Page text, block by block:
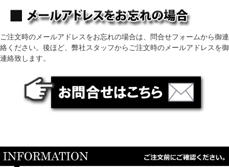
ご注文時のメールアドレスをお忘れの場合は、問合せフォームから御連
絡ください。後ほど、弊社スタッフからご注文時のメールアドレスを御
連絡致します。